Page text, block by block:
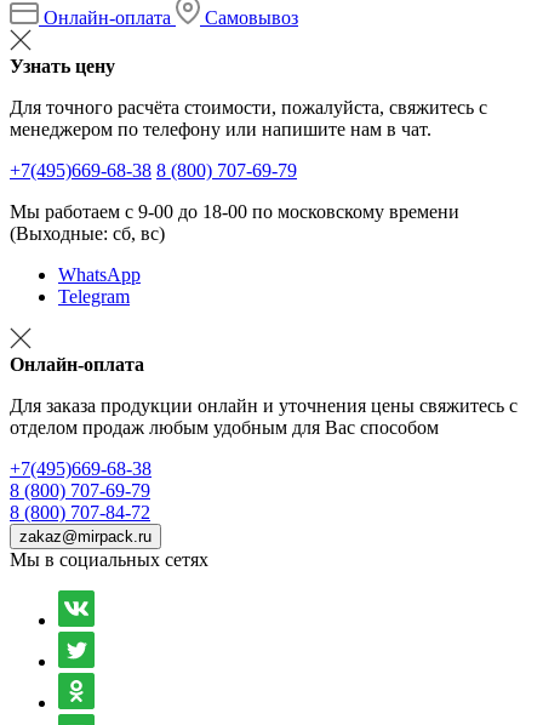
Онлайн-оплата
Самовывоз
Узнать цену
Для точного расчёта стоимости, пожалуйста, свяжитесь с
менеджером по телефону или напишите нам в чат.
+7(495)669-68-38 8 (800) 707-69-79
Мы работаем с 9-00 до 18-00 по московскому времени
(Выходные: сб, вс)
WhatsApp
Telegram
Онлайн-оплата
Для заказа продукции онлайн и уточнения цены свяжитесь с
отделом продаж любым удобным для Вас способом
+7(495)669-68-38
8 (800) 707-69-79
8 (800) 707-84-72
zakaz@mirpack.ru
Мы в социальных сетях